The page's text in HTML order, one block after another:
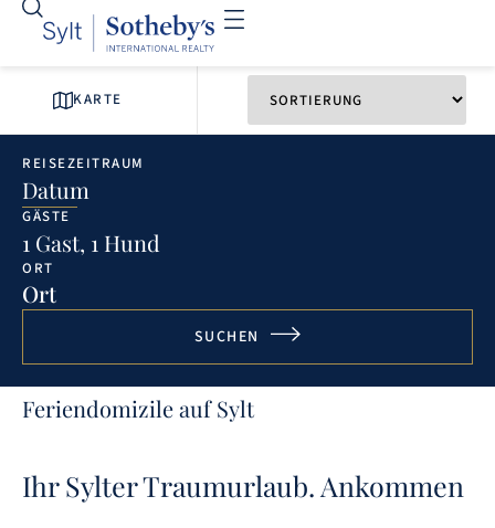
REISEZEITRAUM
Datum
GÄSTE
1 Gast, 1 Hund
ORT
Ort
SUCHEN
KARTE
Feriendomizile auf Sylt
Ihr Sylter Traumurlaub. Ankommen